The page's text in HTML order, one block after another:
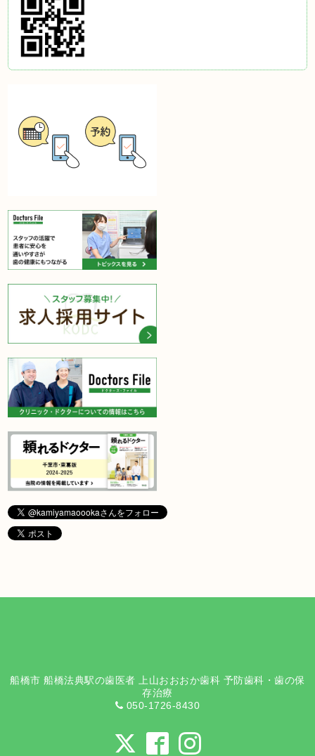
船橋市 船橋法典駅の歯医者 上山おおおか歯科 予防歯科・歯の保
存治療
050-1726-8430